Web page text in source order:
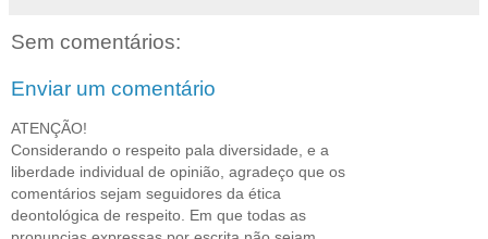
Sem comentários:
Enviar um comentário
ATENÇÃO!
Considerando o respeito pala diversidade, e a
liberdade individual de opinião, agradeço que os
comentários sejam seguidores da ética
deontológica de respeito. Em que todas as